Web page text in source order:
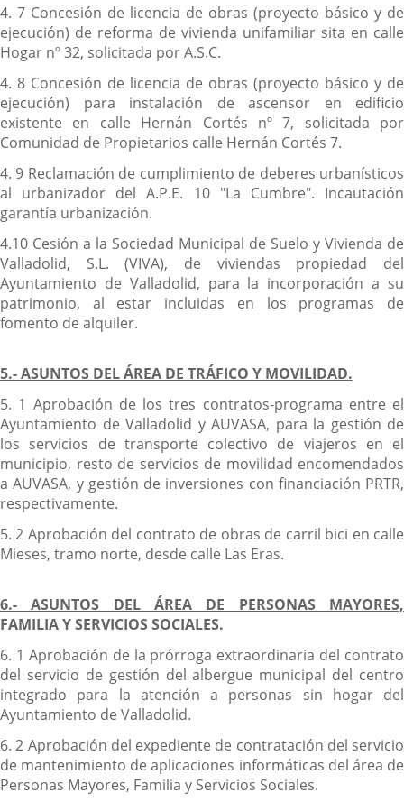
4. 7 Concesión de licencia de obras (proyecto básico y de
ejecución) de reforma de vivienda unifamiliar sita en calle
Hogar nº 32, solicitada por A.S.C.
4. 8 Concesión de licencia de obras (proyecto básico y de
ejecución) para instalación de ascensor en edificio
existente en calle Hernán Cortés nº 7, solicitada por
Comunidad de Propietarios calle Hernán Cortés 7.
4. 9 Reclamación de cumplimiento de deberes urbanísticos
al urbanizador del A.P.E. 10 "La Cumbre". Incautación
garantía urbanización.
4.10 Cesión a la Sociedad Municipal de Suelo y Vivienda de
Valladolid, S.L. (VIVA), de viviendas propiedad del
Ayuntamiento de Valladolid, para la incorporación a su
patrimonio, al estar incluidas en los programas de
fomento de alquiler.
5.- ASUNTOS DEL ÁREA DE TRÁFICO Y MOVILIDAD.
5. 1 Aprobación de los tres contratos-programa entre el
Ayuntamiento de Valladolid y AUVASA, para la gestión de
los servicios de transporte colectivo de viajeros en el
municipio, resto de servicios de movilidad encomendados
a AUVASA, y gestión de inversiones con financiación PRTR,
respectivamente.
5. 2 Aprobación del contrato de obras de carril bici en calle
Mieses, tramo norte, desde calle Las Eras.
6.- ASUNTOS DEL ÁREA DE PERSONAS MAYORES,
FAMILIA Y SERVICIOS SOCIALES.
6. 1 Aprobación de la prórroga extraordinaria del contrato
del servicio de gestión del albergue municipal del centro
integrado para la atención a personas sin hogar del
Ayuntamiento de Valladolid.
6. 2 Aprobación del expediente de contratación del servicio
de mantenimiento de aplicaciones informáticas del área de
Personas Mayores, Familia y Servicios Sociales.